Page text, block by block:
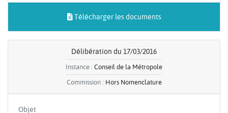
Télécharger les documents
Délibération du 17/03/2016
Instance : Conseil de la Métropole
Commission : Hors Nomenclature
Objet